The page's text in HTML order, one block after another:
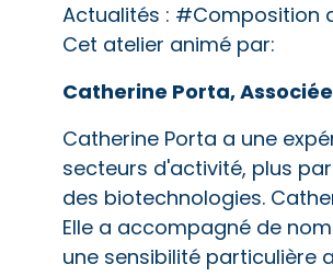
Actualités : #Composition
Cet atelier animé par:
Catherine Porta,
Catherine Porta a une
secteurs d'activité, plus
des biotechnologies.
Elle a accompagné de
une sensibilité particulière